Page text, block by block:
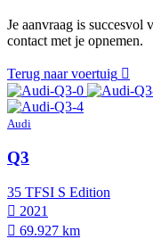
Je aanvraag is succesvol
contact met je opnemen.
Terug naar voertuig
Audi
Q3
35 TFSI S Edition
2021
69.927 km